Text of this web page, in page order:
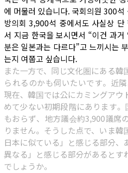
에 머물러 있습니다. 국회의원 300
방의회 3,900석 중에서도 사실상 단
서 지금 한국을 보시면서 “이건 과
분은 일본과는 다르다”고 느끼시는
는지 여쭙고 싶습니다.
また一方で、同じ文化圏にある
られるのかも伺いたいです。近
現在、韓国では公にカミングアウ
めて少ない初期段階にあります
もおらず、地方議会約3,900議席
りません。そうした点で、いま
日本に似ている」と感じる部分、
異なる」と感じる部分があるとす
でしょうか。